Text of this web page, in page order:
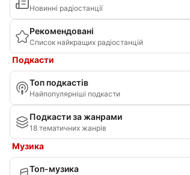
Новинні радіостанції
Рекомендовані
Список найкращих радіостанцій
Подкасти
Топ подкастів
Найпопулярніші подкасти
Подкасти за жанрами
18 тематичних жанрів
Музика
Топ-музика